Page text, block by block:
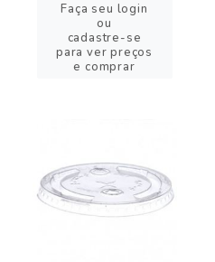
Faça seu login
ou
cadastre-se
para ver preços
e comprar